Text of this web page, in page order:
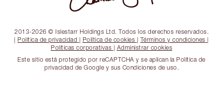
2013-2026 © Islestarr Holdings Ltd. Todos los derechos reservados.
| Política de privacidad | Política de cookies | Términos y condiciones |
Políticas corporativas | Administrar cookies
Este sitio está protegido por reCAPTCHA y se aplican la Política de
privacidad de Google y sus Condiciones de uso.